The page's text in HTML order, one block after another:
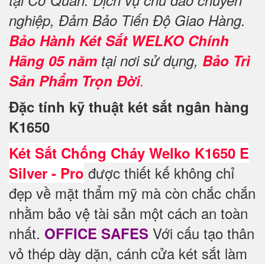
nghiệp, Đảm Bảo Tiến Độ Giao Hàng.
Bảo Hành Két Sắt WELKO Chính
Hãng 05 năm tại nơi sử dụng, Bảo Trì
Sản Phẩm Trọn Đời.
Đặc tính kỹ thuật két sắt ngân hàng
K1650
Két Sắt Chống Cháy Welko K1650 E
Silver - Pro được thiết kế không chỉ
đẹp về mặt thẩm mỹ mà còn chắc chắn
nhằm bảo vệ tài sản một cách an toàn
nhất. OFFICE SAFES Với cấu tạo thân
vỏ thép dày dặn, cánh cửa két sắt làm